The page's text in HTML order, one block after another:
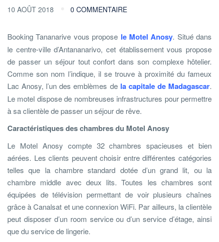
10 AOÛT 2018 0 COMMENTAIRE
Booking Tananarive vous propose le Motel Anosy. Situé dans
le centre-ville d’Antananarivo, cet établissement vous propose
de passer un séjour tout confort dans son complexe hôtelier.
Comme son nom l’indique, il se trouve à proximité du fameux
Lac Anosy, l’un des emblèmes de la capitale de Madagascar.
Le motel dispose de nombreuses infrastructures pour permettre
à sa clientèle de passer un séjour de rêve.
Caractéristiques des chambres du Motel Anosy
Le Motel Anosy compte 32 chambres spacieuses et bien
aérées. Les clients peuvent choisir entre différentes catégories
telles que la chambre standard dotée d’un grand lit, ou la
chambre middle avec deux lits. Toutes les chambres sont
équipées de télévision permettant de voir plusieurs chaînes
grâce à Canalsat et une connexion WiFi. Par ailleurs, la clientèle
peut disposer d’un room service ou d’un service d’étage, ainsi
que du service de lingerie.